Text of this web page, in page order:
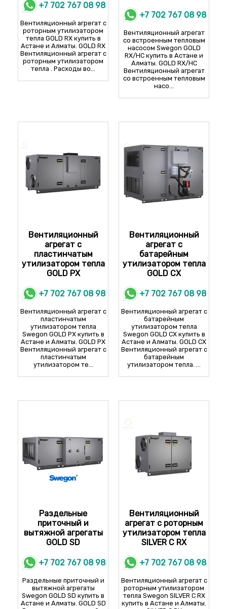
+7 702 767 08 98
Вентиляционный агрегат с
роторным утилизатором
тепла GOLD RX купить в
Астане и Алматы. GOLD RX
Вентиляционный агрегат с
роторным утилизатором
тепла . Расходы во...
+7 702 767 08 98
Вентиляционный агрегат
со встроенным тепловым
насосом Swegon GOLD
RX/HC купить в Астане и
Алматы. GOLD RX/HC
Вентиляционный агрегат
со встроенным тепловым
насо...
Вентиляционный
агрегат с
пластинчатым
утилизатором тепла
GOLD PX
+7 702 767 08 98
Вентиляционный агрегат с
пластинчатым
утилизатором тепла
Swegon GOLD PX купить в
Астане и Алматы. GOLD PX
Вентиляционный агрегат с
пластинчатым
утилизатором те...
Вентиляционный
агрегат с
батарейным
утилизатором тепла
GOLD CX
+7 702 767 08 98
Вентиляционный агрегат с
батарейным
утилизатором тепла
Swegon GOLD CX купить в
Астане и Алматы. GOLD CX
Вентиляционный агрегат с
батарейным
утилизатором тепла. ...
Раздельные
приточный и
вытяжной агрегаты
GOLD SD
+7 702 767 08 98
Раздельные приточный и
вытяжной агрегаты
Swegon GOLD SD купить в
Астане и Алматы. GOLD SD
Вентиляционный
агрегат с роторным
утилизатором тепла
SILVER C RX
+7 702 767 08 98
Вентиляционный агрегат с
роторным утилизатором
тепла Swegon SILVER C RX
купить в Астане и Алматы.